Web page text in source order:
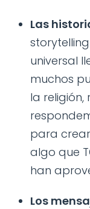
Las
universal
muchos
la
para
algo que
han
Los